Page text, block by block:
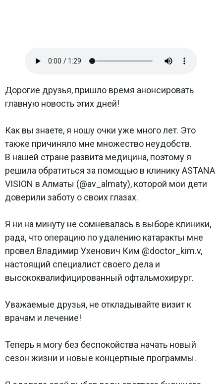
Дорогие друзья, пришло время анонсировать
главную новость этих дней!
Как вы знаете, я ношу очки уже много лет. Это
также причиняло мне множество неудобств.
В нашей стране развита медицина, поэтому я
решила обратиться за помощью в клинику ASTANA
VISION в Алматы (@av_almaty), которой мои дети
доверили заботу о своих глазах.
Я ни на минуту не сомневалась в выборе клиники,
рада, что операцию по удалению катаракты мне
провел Владимир Ухенович Ким @doctor_kim.v,
настоящий специалист своего дела и
высококвалифицированный офтальмохирург.
Уважаемые друзья, не откладывайте визит к
врачам и лечение!
Теперь я могу без беспокойства начать новый
сезон жизни и новые концертные программы.